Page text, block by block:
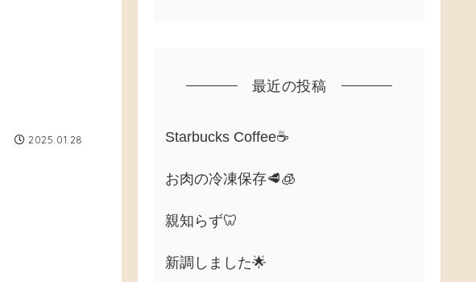
2025.01.28
最近の投稿
Starbucks Coffee☕
お肉の冷凍保存🥩🧊
親知らず🦷
新調しました🌟